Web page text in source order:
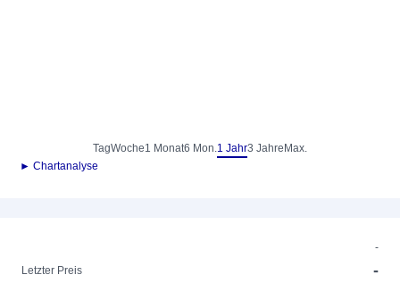
TagWoche1 Monat6 Mon.1 Jahr3 Jahre Max.
► Chartanalyse
-
Letzter Preis
-